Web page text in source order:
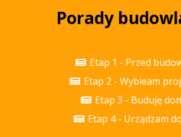
Porady
Etap 1 - Przed
Etap 2 - Wybieam
Etap 3 - Buduję
Etap 4 - Urządzam